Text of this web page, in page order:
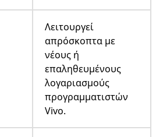
Λειτουργεί
απρόσκοπτα με
νέους ή
επαληθευμένους
λογαριασμούς
προγραμματιστών
Vivo.